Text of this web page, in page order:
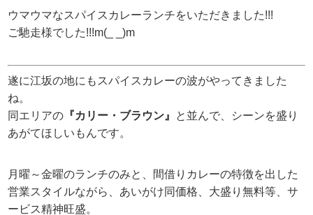
ウマウマなスパイスカレーランチをいただきました!!!
ご馳走様でした!!!m(_ _)m
遂に江坂の地にもスパイスカレーの波がやってきました
ね。
同エリアの 『カリー・ブラウン』
と並んで、シーンを盛り
あがてほしいもんです。
月曜～金曜のランチのみと、間借りカレーの特徴を出した
営業スタイルながら、あいがけ同価格、大盛り無料等、サ
ービス精神旺盛。